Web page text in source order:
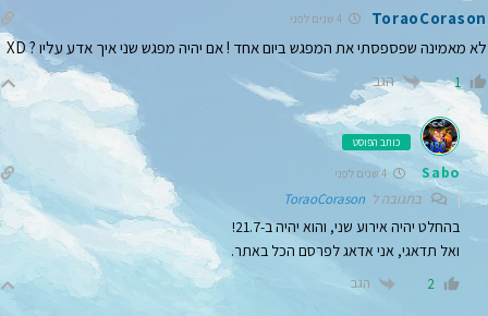
ToraoCorason 4 שנים לפני
לא מאמינה שפספסתי את המפגש ביום אחד ! אם יהיה מפגש שני איך אדע עליו ? XD
1 הגב
כותב הפוסט
Sabo
בתגובה ל ToraoCorason
בהחלט יהיה אירוע שני, והוא יהיה ב-21.7!
ואל תדאגי, אני אדאג לפרסם הכל באתר.
2 הגב